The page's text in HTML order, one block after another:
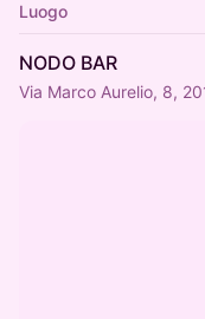
Luogo
NODO BAR
Via Marco Aurelio, 8,